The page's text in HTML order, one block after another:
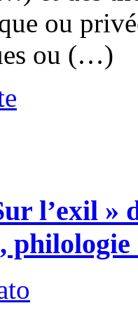
ou
ou (…)
l’exil »